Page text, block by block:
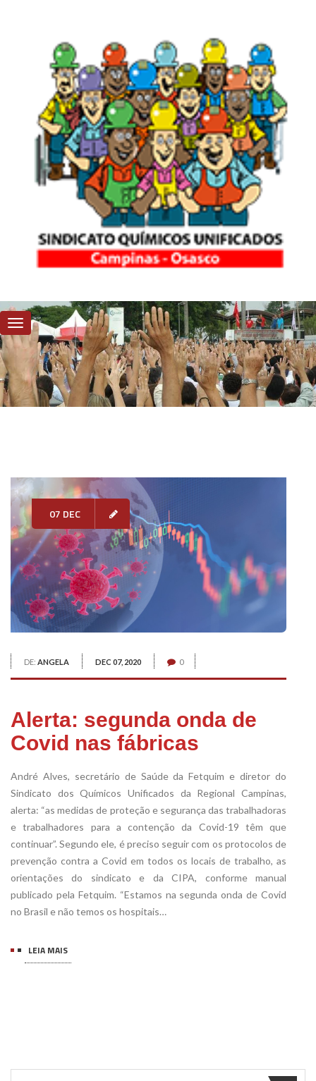
07 DEC
DE: ANGELA DEC 07, 2020 0
Alerta: segunda onda de
Covid nas fábricas
André Alves, secretário de Saúde da Fetquim e diretor do
Sindicato dos Químicos Unificados da Regional Campinas,
alerta: “as medidas de proteção e segurança das trabalhadoras
e trabalhadores para a contenção da Covid-19 têm que
continuar”. Segundo ele, é preciso seguir com os protocolos de
prevenção contra a Covid em todos os locais de trabalho, as
orientações do sindicato e da CIPA, conforme manual
publicado pela Fetquim. “Estamos na segunda onda de Covid
no Brasil e não temos os hospitais…
LEIA MAIS